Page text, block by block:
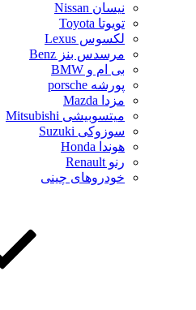
نیسان Nissan
تویوتا Toyota
لکسوس Lexus
مرسدس بنز Benz
بی ام و BMW
پورشه porsche
مزدا Mazda
میتسوبیشی Mitsubishi
سوزوکی Suzuki
هوندا Honda
رنو Renault
خودروهای چینی